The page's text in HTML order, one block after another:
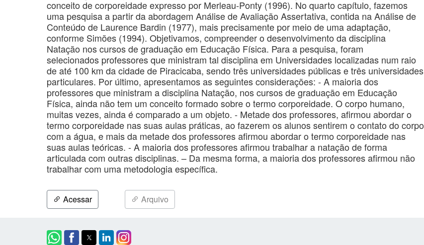
conceito de corporeidade expresso por Merleau-Ponty (1996). No quarto capítulo, fazemos
uma pesquisa a partir da abordagem Análise de Avaliação Assertativa, contida na Análise de
Conteúdo de Laurence Bardin (1977), mais precisamente por meio de uma adaptação,
conforme Simões (1994). Objetivamos, compreender o desenvolvimento da disciplina
Natação nos cursos de graduação em Educação Física. Para a pesquisa, foram
selecionados professores que ministram tal disciplina em Universidades localizadas num raio
de até 100 km da cidade de Piracicaba, sendo três universidades públicas e três universidades
particulares. Por último, apresentamos as seguintes considerações: - A maioria dos
professores que ministram a disciplina Natação, nos cursos de graduação em Educação
Física, ainda não tem um conceito formado sobre o termo corporeidade. O corpo humano,
muitas vezes, ainda é comparado a um objeto. - Metade dos professores, afirmou abordar o
termo corporeidade nas suas aulas práticas, ao fazerem os alunos sentirem o contato do corpo
com a água, e mais da metade dos professores afirmou abordar o termo corporeidade nas
suas aulas teóricas. - A maioria dos professores afirmou trabalhar a natação de forma
articulada com outras disciplinas. – Da mesma forma, a maioria dos professores afirmou não
trabalhar com uma metodologia específica.
Acessar Arquivo